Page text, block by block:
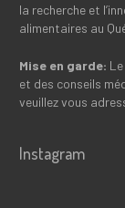
la recherche et
alimentaires au
Mise en garde:
et des conseils
veuillez vous
Instagram